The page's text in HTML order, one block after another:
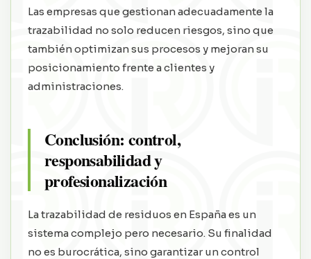
Las empresas que gestionan adecuadamente la
trazabilidad no solo reducen riesgos, sino que
también optimizan sus procesos y mejoran su
posicionamiento frente a clientes y
administraciones.
Conclusión: control,
responsabilidad y
profesionalización
La trazabilidad de residuos en España es un
sistema complejo pero necesario. Su finalidad
no es burocrática, sino garantizar un control